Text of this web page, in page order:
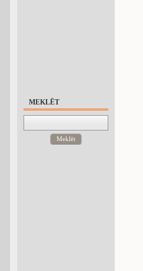
MEKLĒT
Meklēt